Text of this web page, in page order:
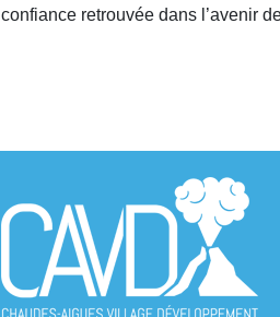
confiance retrouvée dans l’avenir